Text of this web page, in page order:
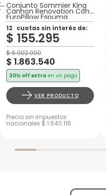
Conjunto Sommier King
Cannon Renovation Con
EuroPillow Espuma
12 cuotas sin interés de:
$ 155.295
$6.902.000
$ 1.863.540
20% off extra en un pago
VER PRODUCTO
Precio sin impuestos
nacionales $ 1.540.116